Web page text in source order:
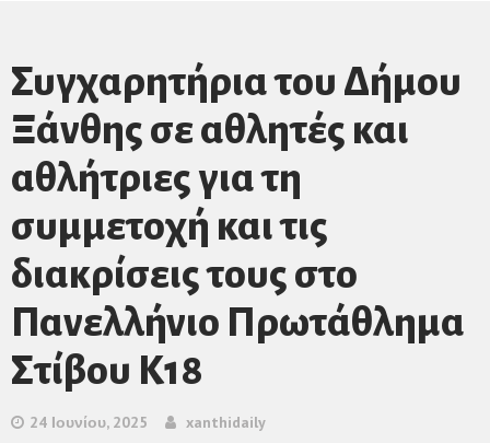
Συγχαρητήρια του Δήμου
Ξάνθης σε αθλητές και
αθλήτριες για τη
συμμετοχή και τις
διακρίσεις τους στο
Πανελλήνιο Πρωτάθλημα
Στίβου Κ18
24 Ιουνίου, 2025 xanthidaily